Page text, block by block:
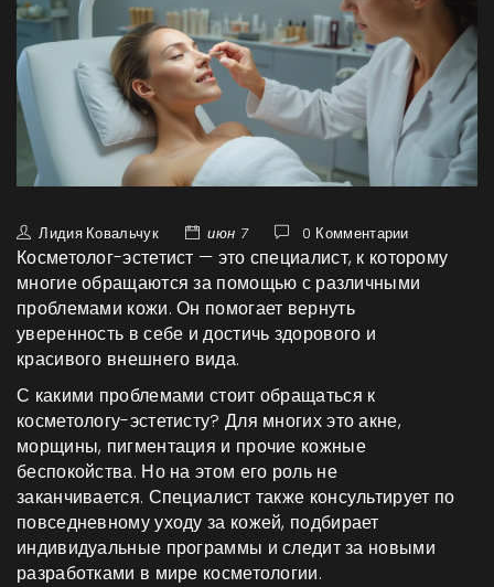
Лидия Ковальчук июн 7 0 Комментарии
Косметолог-эстетист — это специалист, к которому
многие обращаются за помощью с различными
проблемами кожи. Он помогает вернуть
уверенность в себе и достичь здорового и
красивого внешнего вида.
С какими проблемами стоит обращаться к
косметологу-эстетисту? Для многих это акне,
морщины, пигментация и прочие кожные
беспокойства. Но на этом его роль не
заканчивается. Специалист также консультирует по
повседневному уходу за кожей, подбирает
индивидуальные программы и следит за новыми
разработками в мире косметологии.